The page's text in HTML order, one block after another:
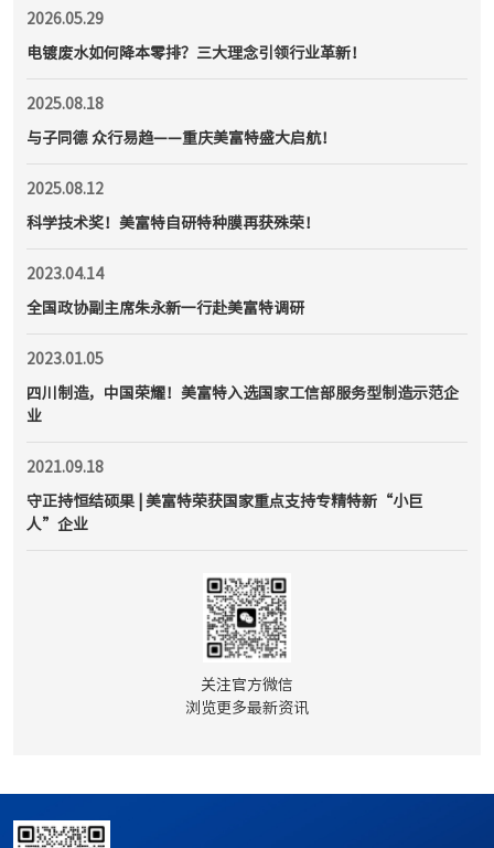
2026.05.29
电镀废水如何降本零排？三大理念引领行业革新！
2025.08.18
与子同德 众行易趋——重庆美富特盛大启航！
2025.08.12
科学技术奖！美富特自研特种膜再获殊荣！
2023.04.14
全国政协副主席朱永新一行赴美富特调研
2023.01.05
四川制造，中国荣耀！美富特入选国家工信部服务型制造示范企
业
2021.09.18
守正持恒结硕果 | 美富特荣获国家重点支持专精特新“小巨
人”企业
关注官方微信
浏览更多最新资讯